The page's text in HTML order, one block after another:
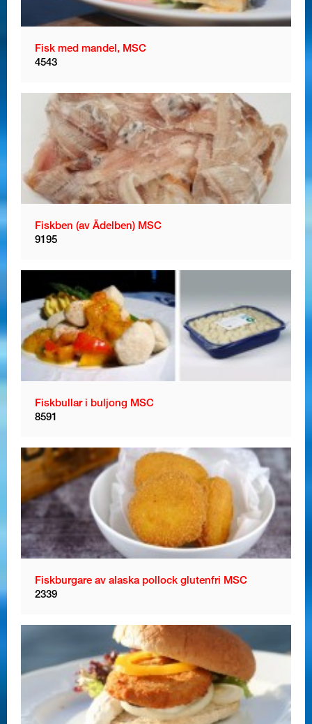
Fisk med mandel, MSC
4543
Fiskben (av Ädelben) MSC
9195
Fiskbullar i buljong MSC
8591
Fiskburgare av alaska pollock glutenfri MSC
2339